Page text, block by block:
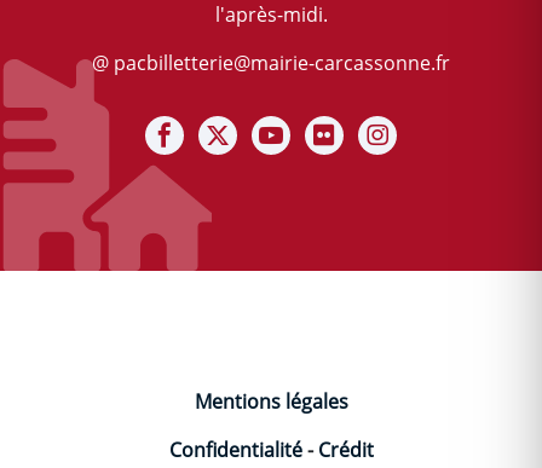
l'après-midi.
@ pacbilletterie@mairie-carcassonne.fr
Notre Facebook
Notre X (ex-twitter)
Notre chaine Youtube
Notre photothèque
Mentions légales
Confidentialité-Crédit